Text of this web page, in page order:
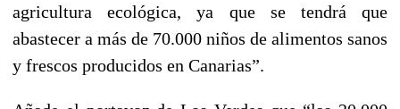
agricultura ecológica, ya que se tendrá que
abastecer a más de 70.000 niños de alimentos sanos
y frescos producidos en Canarias”.